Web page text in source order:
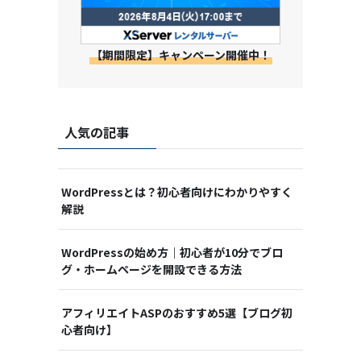
【期間限定】キャンペーン開催中！
人気の記事
WordPressとは？初心者向けにわかりやすく
解説
WordPressの始め方｜初心者が10分でブロ
グ・ホームページを開設できる方法
アフィリエイトASPのおすすめ5選【ブログ初
心者向け】